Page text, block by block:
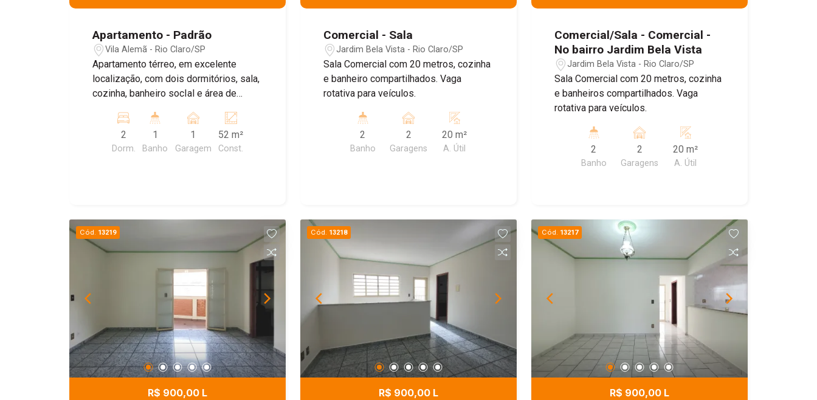
Apartamento - Padrão
Vila Alemã - Rio Claro/SP
Apartamento térreo, em excelente
localização, com dois dormitórios, sala,
cozinha, banheiro socIal e área de
Venha conferiir!
2
Dorm.
1
Banho
1
Garagem
52 m²
Const.
Comercial - Sala
Jardim Bela Vista - Rio Claro/SP
Sala Comercial com 20 metros, cozinha
e banheiro compartilhados. Vaga
rotativa para veículos.
2
Banho
2
Garagens
20 m²
A. Útil
Comercial/Sala - Comercial -
No bairro Jardim Bela Vista
Jardim Bela Vista - Rio Claro/SP
Sala Comercial com 20 metros, cozinha
e banheiros compartilhados. Vaga
rotativa para veículos.
2
Banho
2
Garagens
20 m²
A. Útil
Cód. 13219
R$ 900,00 L
Cód. 13218
R$ 900,00 L
Cód. 13217
R$ 900,00 L